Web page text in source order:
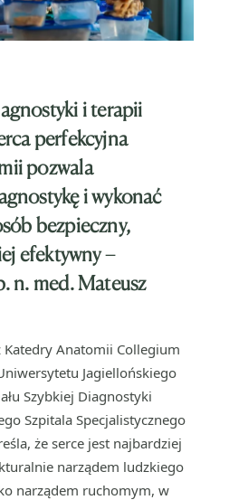
i terapii
perfekcyjna
pozwala
i wykonać
bezpieczny,
efektywny –
n. med. Mateusz
Katedry Anatomii Collegium
Jagiellońskiego
Szybkiej Diagnostyki
Szpitala Specjalistycznego
że serce jest najbardziej
narządem ludzkiego
narządem ruchomym, w